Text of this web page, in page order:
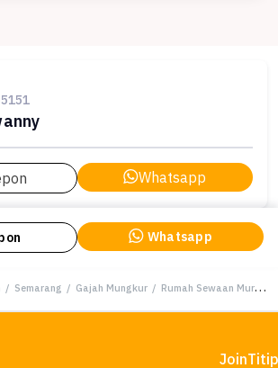
Whatsapp
Whatsapp
/ Semarang / Gajah Mungkur / Rumah Sewaan Murah di Gajah Mungkur, Semarang, 3 KT, Harga 150 Juta /tahun
Join